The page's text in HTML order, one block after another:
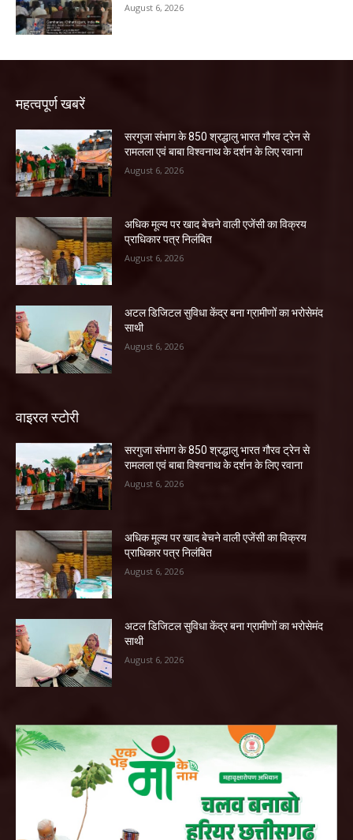
August 6, 2026
महत्वपूर्ण खबरें
सरगुजा संभाग के 850 श्रद्धालु भारत गौरव ट्रेन से
रामलला एवं बाबा विश्वनाथ के दर्शन के लिए रवाना
August 6, 2026
अधिक मूल्य पर खाद बेचने वाली एजेंसी का विक्रय
प्राधिकार पत्र निलंबित
August 6, 2026
अटल डिजिटल सुविधा केंद्र बना ग्रामीणों का भरोसेमंद
साथी
August 6, 2026
वाइरल स्टोरी
सरगुजा संभाग के 850 श्रद्धालु भारत गौरव ट्रेन से
रामलला एवं बाबा विश्वनाथ के दर्शन के लिए रवाना
August 6, 2026
अधिक मूल्य पर खाद बेचने वाली एजेंसी का विक्रय
प्राधिकार पत्र निलंबित
August 6, 2026
अटल डिजिटल सुविधा केंद्र बना ग्रामीणों का भरोसेमंद
साथी
August 6, 2026